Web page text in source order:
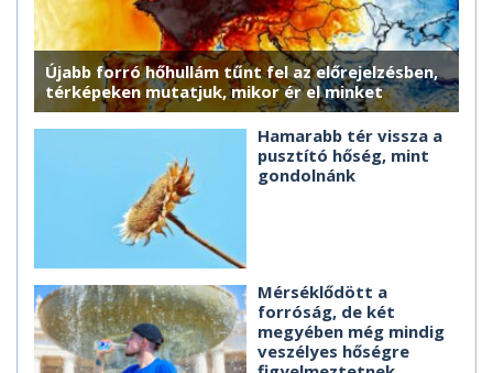
Újabb forró hőhullám tűnt fel az előrejelzésben,
térképeken mutatjuk, mikor ér el minket
Hamarabb tér vissza a
pusztító hőség, mint
gondolnánk
Mérséklődött a
forróság, de két
megyében még mindig
veszélyes hőségre